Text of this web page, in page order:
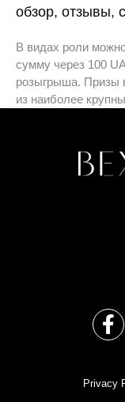
обзор, отзывы,
В видах роли
сумму через 100
розыгрыша. Призы
из наиболее
Privacy